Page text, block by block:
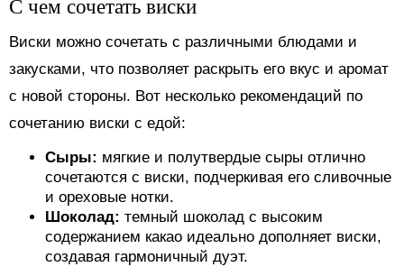
С чем сочетать виски
Виски можно сочетать с различными блюдами и
закусками, что позволяет раскрыть его вкус и аромат
с новой стороны. Вот несколько рекомендаций по
сочетанию виски с едой:
Сыры: мягкие и полутвердые сыры отлично
сочетаются с виски, подчеркивая его сливочные
и ореховые нотки.
Шоколад: темный шоколад с высоким
содержанием какао идеально дополняет виски,
создавая гармоничный дуэт.